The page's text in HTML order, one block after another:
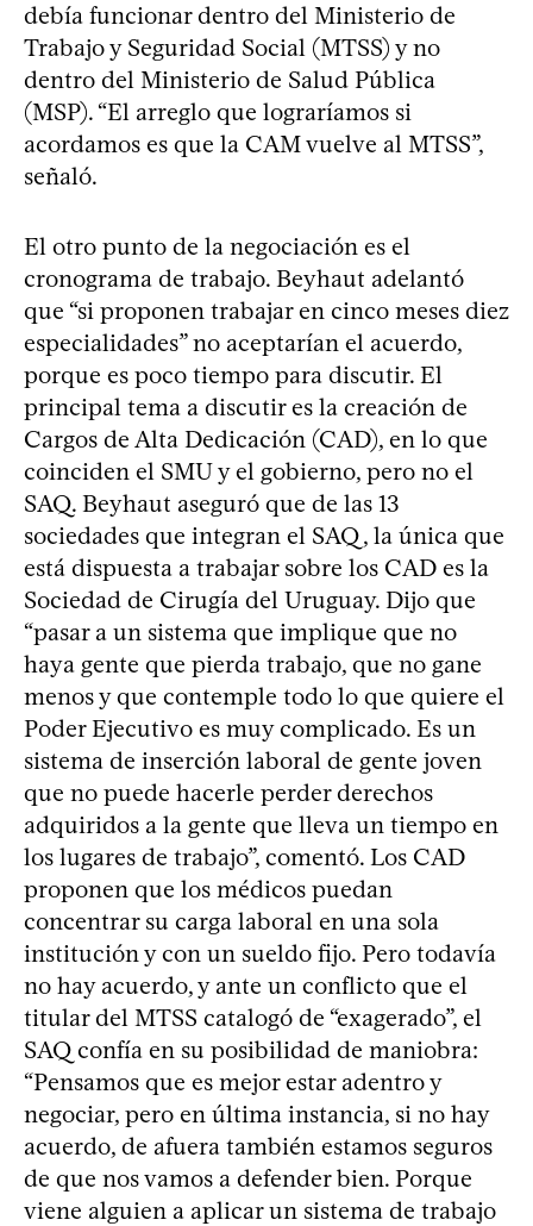
debía funcionar dentro del Ministerio de
Trabajo y Seguridad Social (MTSS) y no
dentro del Ministerio de Salud Pública
(MSP). “El arreglo que lograríamos si
acordamos es que la CAM vuelve al MTSS”,
señaló.
El otro punto de la negociación es el
cronograma de trabajo. Beyhaut adelantó
que “si proponen trabajar en cinco meses diez
especialidades” no aceptarían el acuerdo,
porque es poco tiempo para discutir. El
principal tema a discutir es la creación de
Cargos de Alta Dedicación (CAD), en lo que
coinciden el SMU y el gobierno, pero no el
SAQ. Beyhaut aseguró que de las 13
sociedades que integran el SAQ, la única que
está dispuesta a trabajar sobre los CAD es la
Sociedad de Cirugía del Uruguay. Dijo que
“pasar a un sistema que implique que no
haya gente que pierda trabajo, que no gane
menos y que contemple todo lo que quiere el
Poder Ejecutivo es muy complicado. Es un
sistema de inserción laboral de gente joven
que no puede hacerle perder derechos
adquiridos a la gente que lleva un tiempo en
los lugares de trabajo”, comentó. Los CAD
proponen que los médicos puedan
concentrar su carga laboral en una sola
institución y con un sueldo fijo. Pero todavía
no hay acuerdo, y ante un conflicto que el
titular del MTSS catalogó de “exagerado”, el
SAQ confía en su posibilidad de maniobra:
“Pensamos que es mejor estar adentro y
negociar, pero en última instancia, si no hay
acuerdo, de afuera también estamos seguros
de que nos vamos a defender bien. Porque
viene alguien a aplicar un sistema de trabajo